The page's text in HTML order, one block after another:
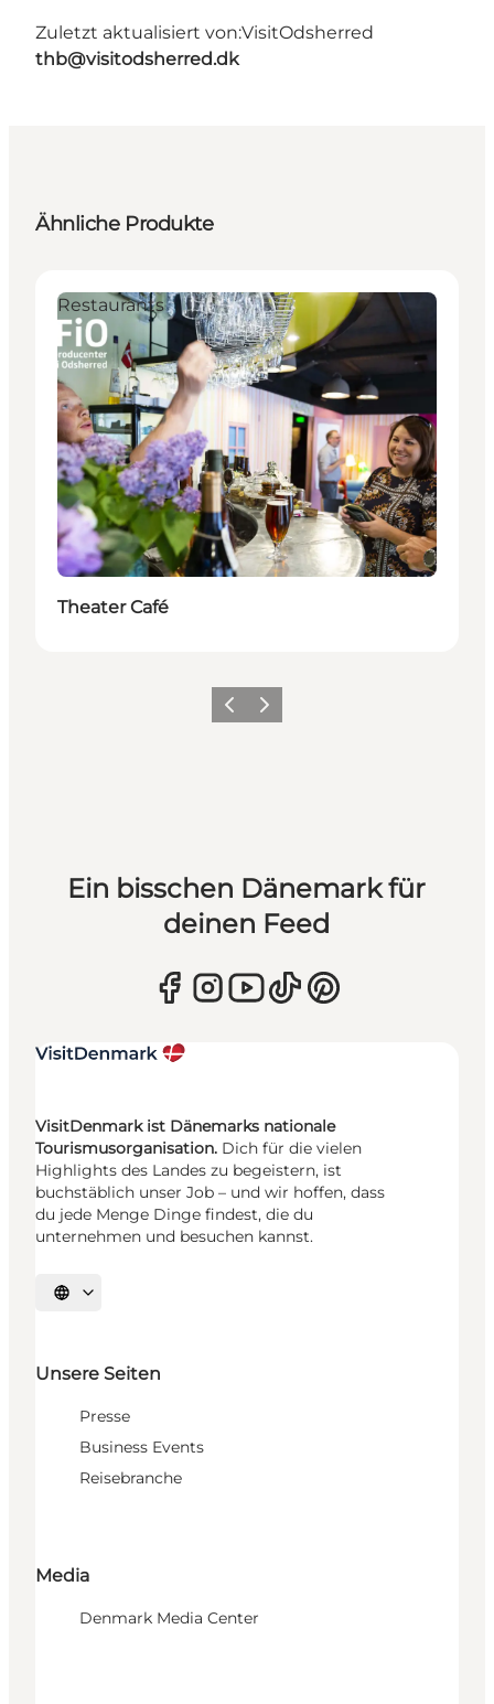
Zuletzt aktualisiert von:VisitOdsherred
thb@visitodsherred.dk
Ähnliche Produkte
Restaurants
Theater Café
ZurückWeiter
Ein bisschen Dänemark für
deinen Feed
VisitDenmark ist Dänemarks nationale
Tourismusorganisation. Dich für die vielen
Highlights des Landes zu begeistern, ist
buchstäblich unser Job – und wir hoffen, dass
du jede Menge Dinge findest, die du
unternehmen und besuchen kannst.
Sprache auswählen
Unsere Seiten
Presse
Business Events
Reisebranche
Media
Denmark Media Center